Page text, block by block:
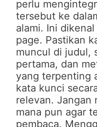
perlu
tersebut ke
alami. Ini
page. Pastikan
muncul di judul,
pertama, dan
yang terpenting
kata kunci
relevan. Jangan
mana pun agar
pembaca.